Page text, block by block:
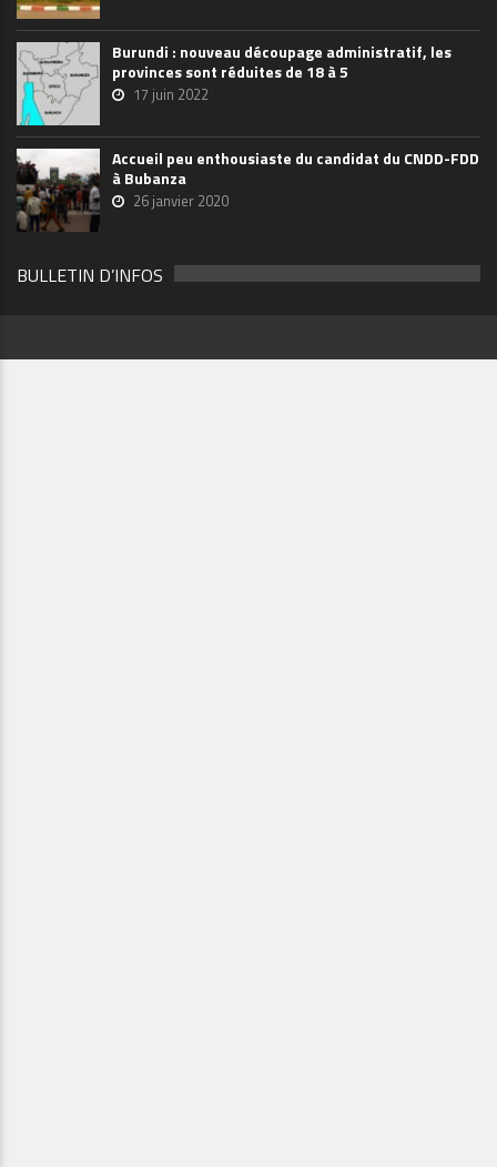
Burundi : nouveau découpage administratif, les
provinces sont réduites de 18 à 5
17 juin 2022
Accueil peu enthousiaste du candidat du CNDD-FDD
à Bubanza
26 janvier 2020
BULLETIN D’INFOS